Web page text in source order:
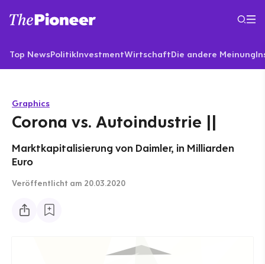
Top NewsPolitikInvestmentWirtschaftDie andere Meinung
Graphics
Corona vs. Autoindustrie ||
Marktkapitalisierung von Daimler, in Milliarden
Euro
Veröffentlicht am 20.03.2020